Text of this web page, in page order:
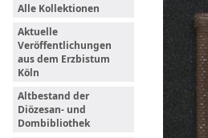
Alle Kollektionen
Aktuelle
Veröffentlichungen
aus dem Erzbistum
Köln
Altbestand der
Diözesan- und
Dombibliothek